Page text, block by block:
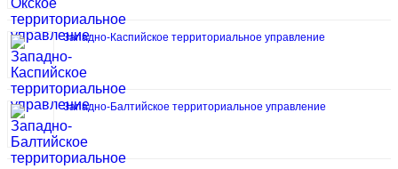
Западно-Каспийское территориальное управление
Западно-Балтийское территориальное управление